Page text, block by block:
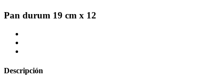
Pan durum 19 cm x 12
Descripción